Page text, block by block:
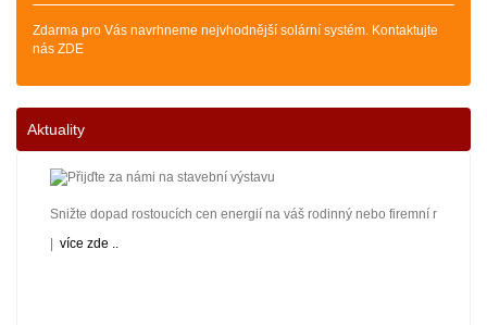
Zdarma pro Vás navrhneme nejvhodnější solární systém. Kontaktujte
nás ZDE
Aktuality
Snižte dopad rostoucích cen energií na váš rodinný nebo firemní
více zde ..